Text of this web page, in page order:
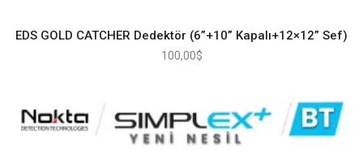
EDS GOLD CATCHER Dedektör (6”+10” Kapalı+12×12” Sef)
100,00$